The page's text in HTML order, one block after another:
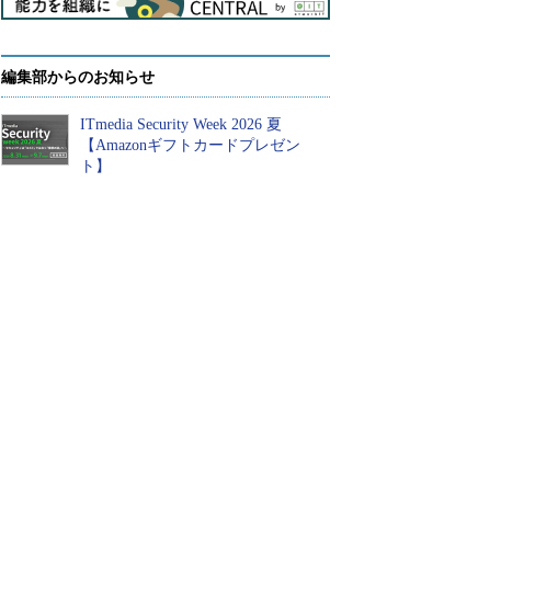
編集部からのお知らせ
ITmedia Security Week 2026 夏
【Amazonギフトカードプレゼン
ト】